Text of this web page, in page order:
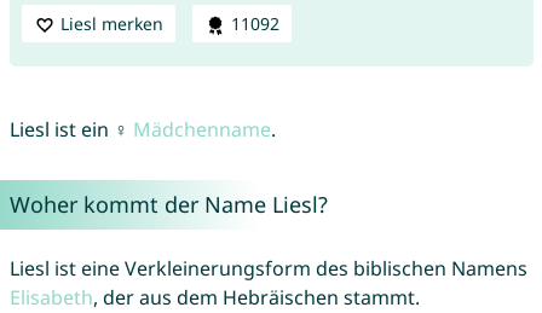
Liesl merken 11092
Liesl ist ein ♀ Mädchenname.
Woher kommt der Name Liesl?
Liesl ist eine Verkleinerungsform des biblischen Namens
Elisabeth, der aus dem Hebräischen stammt.